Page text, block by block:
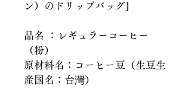
ン）のドリップバッグ]
品名 ：レギュラーコーヒー
（粉）
原材料名：コーヒー豆（生豆生
産国名：台灣）